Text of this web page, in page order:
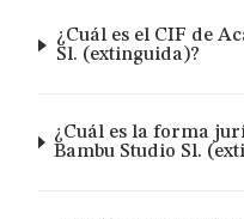
¿Cuál es el CIF de
Sl. (extinguida)?
¿Cuál es la forma
Bambu Studio Sl.